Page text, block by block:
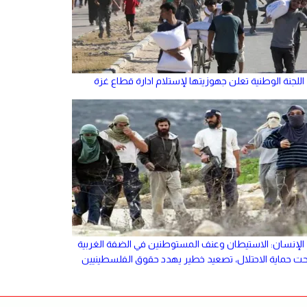
اللجنة الوطنية تعلن جهوزيتها لإستلام ادارة قطاع غزة
الإنسان: الاستيطان وعنف المستوطنين في الضفة الغربية
حماية الاحتلال، تصعيد خطير يهدد حقوق الفلسطينيين